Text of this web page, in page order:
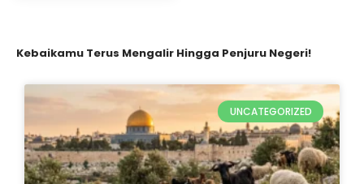
Kebaikamu Terus Mengalir Hingga Penjuru Negeri!
UNCATEGORIZED